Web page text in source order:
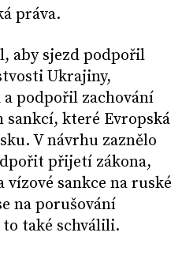
práva.
aby sjezd podpořil
Ukrajiny,
podpořil zachování
sankcí, které Evropská
V návrhu zaznělo
přijetí zákona,
sankce na ruské
na porušování
také schválili.